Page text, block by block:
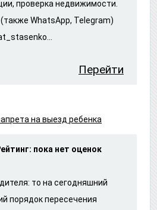
проверка недвижимости.
WhatsApp, Telegram)
Перейти
на выезд ребенка
пока нет оценок
то на сегодняшний
порядок пересечения